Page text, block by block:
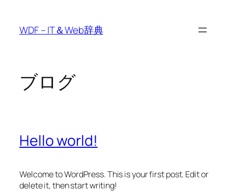
WDF – IT＆Web辞典
ブログ
Hello world!
Welcome to WordPress. This is your first post. Edit or
delete it, then start writing!